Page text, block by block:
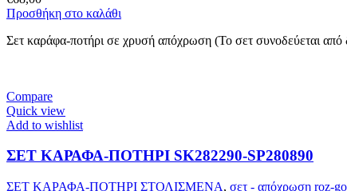
Προσθήκη στο καλάθι
Σετ καράφα-ποτήρι σε χρυσή απόχρωση (Το σετ συνοδεύεται
Compare
Quick view
Add to wishlist
ΣΕΤ ΚΑΡΑΦΑ-ΠΟΤΗΡΙ SK282290-SP280890
ΣΕΤ ΚΑΡΑΦΑ-ΠΟΤΗΡΙ ΣΤΟΛΙΣΜΕΝΑ, σετ - απόχρωση roz-